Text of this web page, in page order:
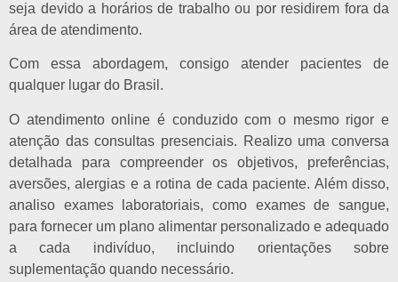
seja devido a horários de trabalho ou por residirem fora da
área de atendimento.
Com essa abordagem, consigo atender pacientes de
qualquer lugar do Brasil.
O atendimento online é conduzido com o mesmo rigor e
atenção das consultas presenciais. Realizo uma conversa
detalhada para compreender os objetivos, preferências,
aversões, alergias e a rotina de cada paciente. Além disso,
analiso exames laboratoriais, como exames de sangue,
para fornecer um plano alimentar personalizado e adequado
a cada indivíduo, incluindo orientações sobre
suplementação quando necessário.